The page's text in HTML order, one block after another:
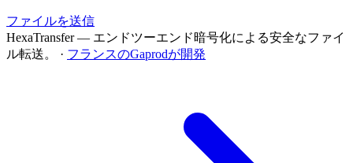
ファイルを送信
HexaTransfer — エンドツーエンド暗号化による安全なファイ
ル転送。
· フランスのGaprodが開発